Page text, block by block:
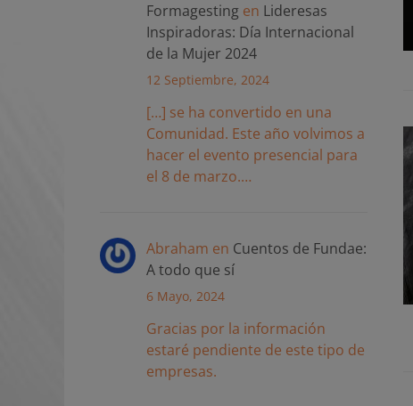
Formagesting en Lideresas
Inspiradoras: Día Internacional
de la Mujer 2024
12 Septiembre, 2024
[…] se ha convertido en una
Comunidad. Este año volvimos a
hacer el evento presencial para
el 8 de marzo.…
Abraham en Cuentos de Fundae:
A todo que sí
6 Mayo, 2024
Gracias por la información
estaré pendiente de este tipo de
empresas.